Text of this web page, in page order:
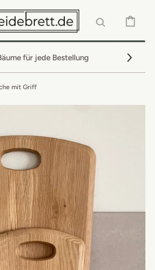
für jede Bestellung
mit Griff
Medien
3
in
Galerieansicht
öffnen
Medien
4
in
Galerieansicht
öffnen